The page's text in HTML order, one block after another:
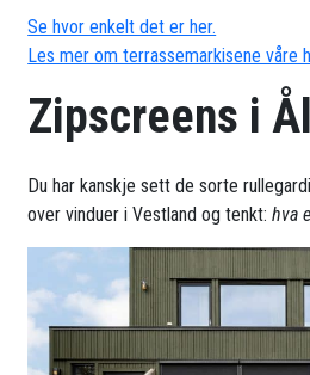
Se hvor enkelt det er her.
Les mer om terrassemarkisene våre
Zipscreens i
Du har kanskje sett de sorte
over vinduer i Vestland og tenkt:hva